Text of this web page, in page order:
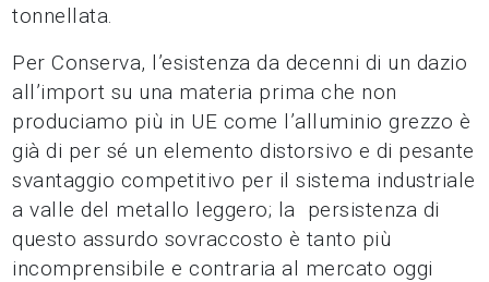
tonnellata.
Per Conserva, l’esistenza da decenni di un dazio
all’import su una materia prima che non
produciamo più in UE come l’alluminio grezzo è
già di per sé un elemento distorsivo e di pesante
svantaggio competitivo per il sistema industriale
a valle del metallo leggero; la persistenza di
questo assurdo sovraccosto è tanto più
incomprensibile e contraria al mercato oggi